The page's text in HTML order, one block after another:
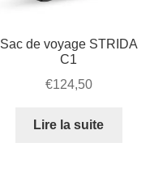
Sac de voyage STRIDA
C1
€124,50
Lire la suite